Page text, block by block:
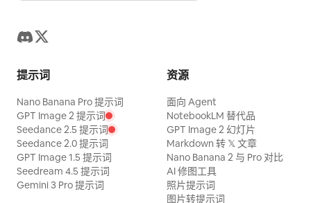
提示词
Nano Banana Pro 提示词
GPT Image 2 提示词
Seedance 2.5 提示词
Seedance 2.0 提示词
GPT Image 1.5 提示词
Seedream 4.5 提示词
Gemini 3 Pro 提示词
资源
面向 Agent
NotebookLM 替代品
GPT Image 2 幻灯片
Markdown 转 𝕏 文章
Nano Banana 2 与 Pro 对比
AI 修图工具
照片提示词
图片转提示词